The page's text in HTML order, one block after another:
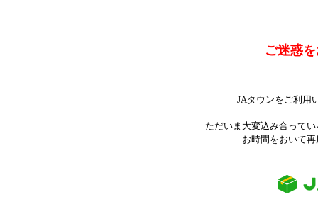
ご迷惑
JAタウンをご利用
ただいま大変込み合って
お時間をおいて